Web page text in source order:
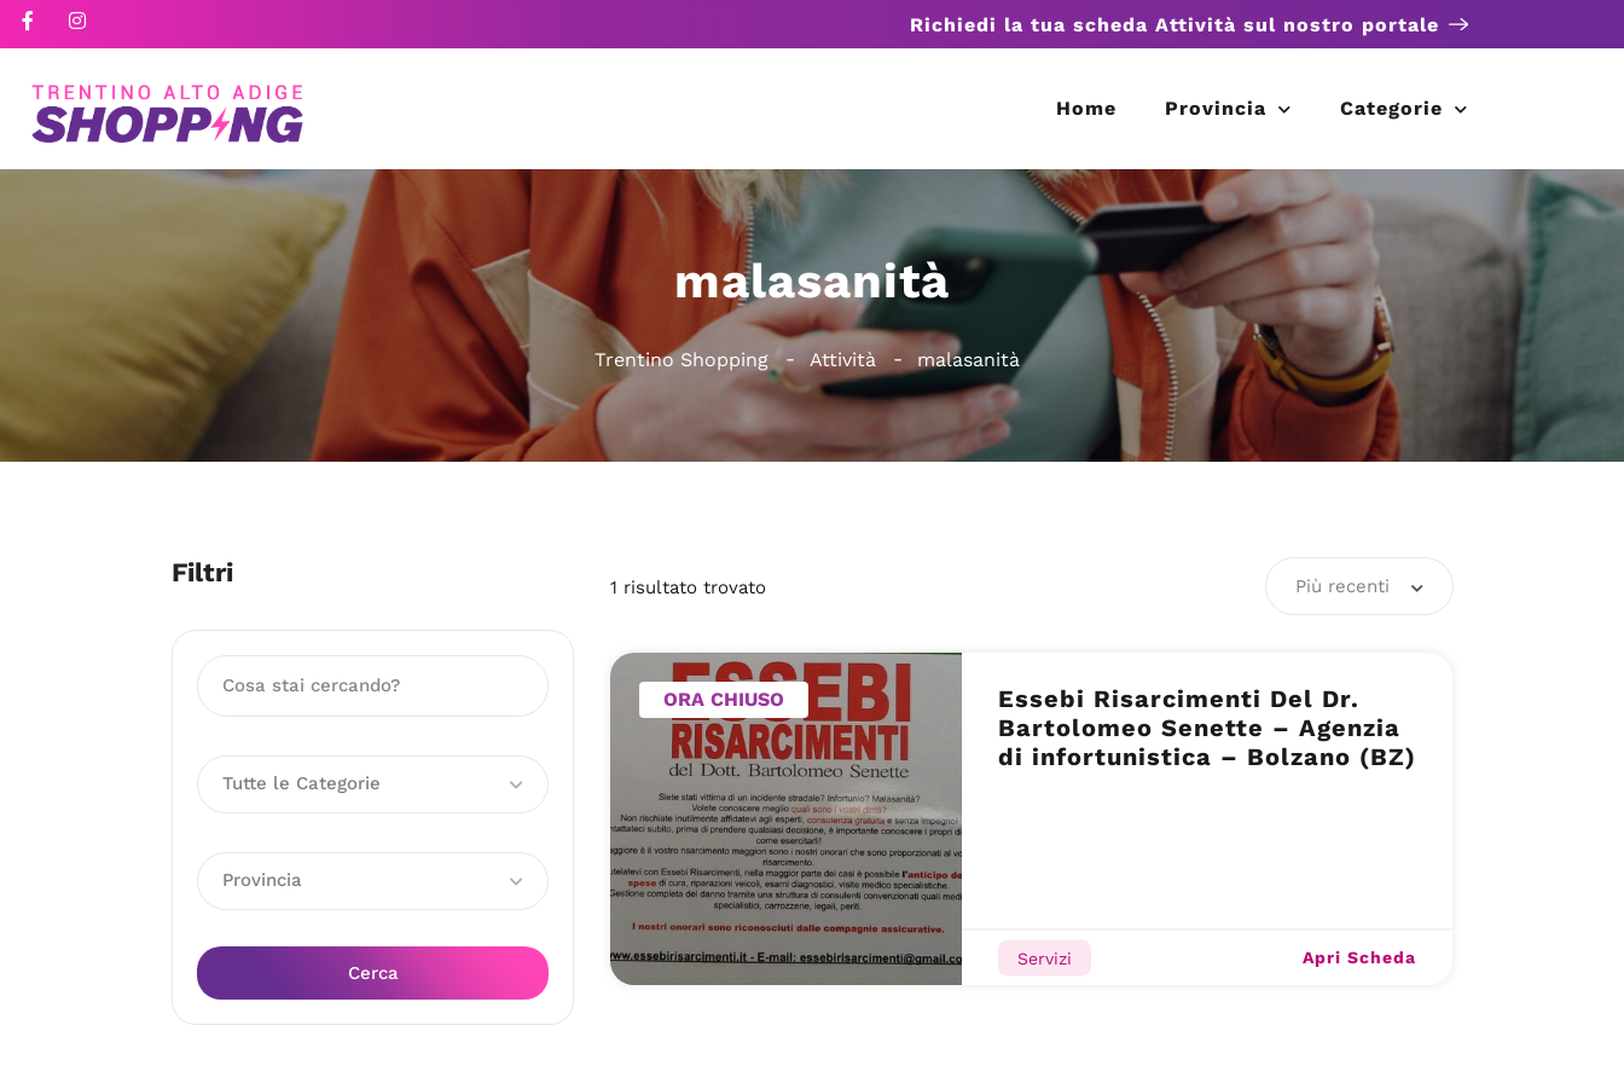
Richiedi la tua scheda Attività sul nostro portale
Home Provincia Categorie
malasanità
Trentino Shopping Attività malasanità
Filtri
Tutte le Categorie
Provincia
Cerca
1 risultato trovato Più recenti
ORA CHIUSO
Essebi Risarcimenti Del Dr.
Bartolomeo Senette – Agenzia
di infortunistica – Bolzano (BZ)
Servizi Apri Scheda